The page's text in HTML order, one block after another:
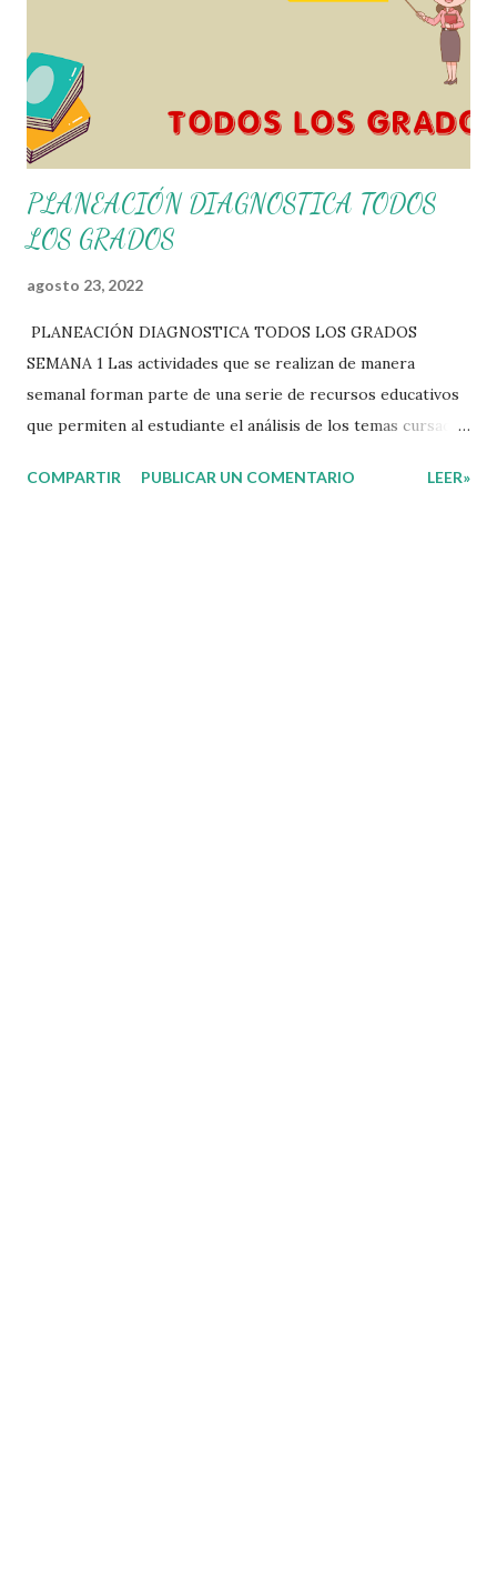
aquí 👇👇 👇 Ejemplo del Diseño del Programa Analítico
PLANEACIÓN DIAGNOSTICA TODOS
LOS GRADOS
agosto 23, 2022
PLANEACIÓN DIAGNOSTICA TODOS LOS GRADOS
SEMANA 1 Las actividades que se realizan de manera
semanal forman parte de una serie de recursos educativos
que permiten al estudiante el análisis de los temas cursados
niños podrán relacionar aquellos contenidos que sean de su
COMPARTIR PUBLICAR UN COMENTARIO LEER»